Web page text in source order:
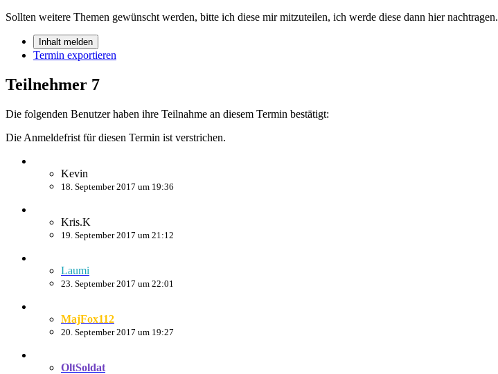
Sollten weitere Themen gewünscht werden, bitte ich diese mir mitzuteilen, ich werde diese dann hier nachtragen.
Inhalt melden
Termin exportieren
Teilnehmer 7
Die folgenden Benutzer haben ihre Teilnahme an diesem Termin bestätigt:
Die Anmeldefrist für diesen Termin ist verstrichen.
Kevin
18. September 2017 um 19:36
Kris.K
19. September 2017 um 21:12
Laumi
23. September 2017 um 22:01
MajFox112
20. September 2017 um 19:27
OltSoldat